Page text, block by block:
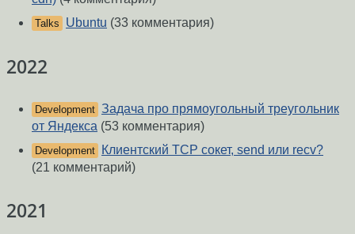
Talks Ubuntu (33 комментария)
2022
Development Задача про прямоугольный треугольник
от Яндекса (53 комментария)
Development
Клиентский TCP сокет, send или recv?
(21 комментарий)
2021